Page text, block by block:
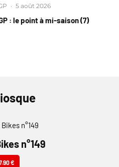
· 5 août 2026
: le point à mi-saison (7)
n°149
€